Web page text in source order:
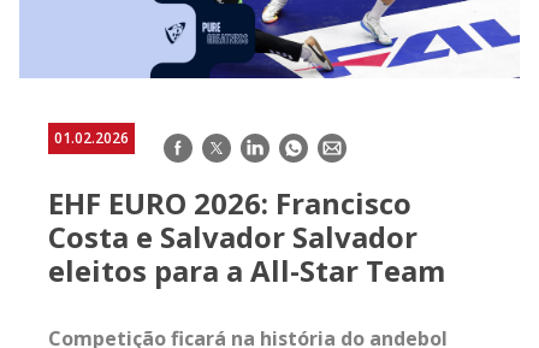
01.02.2026 Facebook
TwitterLinkedInWhatsApp
E-
EHF EURO 2026: Francisco
Costa e Salvador Salvador
eleitos para a All-Star Team
Competição ficará na história do andebol